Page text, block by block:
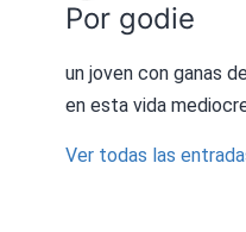
Por godie
un joven con ganas
en esta vida
Ver todas las